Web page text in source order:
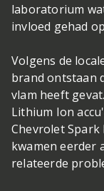
laboratorium
invloed gehad
Volgens de
brand ontstaan
vlam heeft
Lithium Ion
Chevrolet Spark
kwamen eerder
relateerde